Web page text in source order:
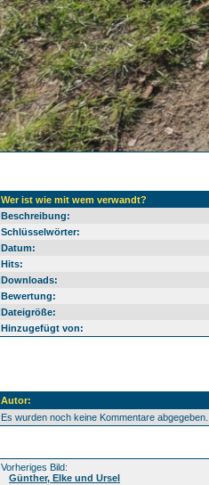
Wer ist wie mit wem verwandt?
Beschreibung:
Schlüsselwörter:
Datum:
Hits:
Downloads:
Bewertung:
Dateigröße:
Hinzugefügt von:
Autor:
Es wurden noch keine Kommentare abgegeben.
Vorheriges Bild:
Günther, Elke und Ursel